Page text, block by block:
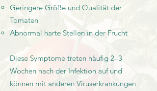
Geringere Größe und Qualität der
Tomaten
Abnormal harte Stellen in der Frucht
Diese Symptome treten häufig 2–3
Wochen nach der Infektion auf und
können mit anderen Viruserkrankungen